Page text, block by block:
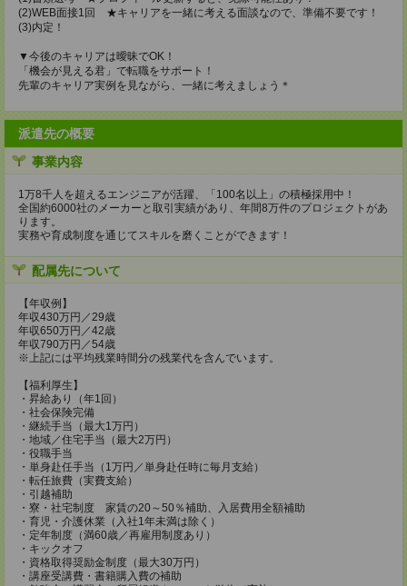
(2)WEB面接1回 ★キャリアを一緒に考える面談なので、準備不要です！
(3)内定！
▼今後のキャリアは曖昧でOK！
「機会が見える君」で転職をサポート！
先輩のキャリア実例を見ながら、一緒に考えましょう＊
派遣先の概要
事業内容
1万8千人を超えるエンジニアが活躍、「100名以上」の積極採用中！
全国約6000社のメーカーと取引実績があり、年間8万件のプロジェクトがあ
ります。
実務や育成制度を通じてスキルを磨くことができます！
配属先について
【年収例】
年収430万円／29歳
年収650万円／42歳
年収790万円／54歳
※上記には平均残業時間分の残業代を含んでいます。
【福利厚生】
・昇給あり（年1回）
・社会保険完備
・継続手当（最大1万円）
・地域／住宅手当（最大2万円）
・役職手当
・単身赴任手当（1万円／単身赴任時に毎月支給）
・転任旅費（実費支給）
・引越補助
・寮・社宅制度 家賃の20～50％補助、入居費用全額補助
・育児・介護休業（入社1年未満は除く）
・定年制度（満60歳／再雇用制度あり）
・キックオフ
・資格取得奨励金制度（最大30万円）
・講座受講費・書籍購入費の補助